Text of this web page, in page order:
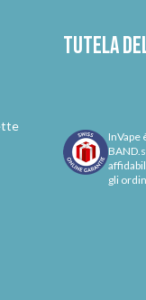
Tutela
InVape
gli